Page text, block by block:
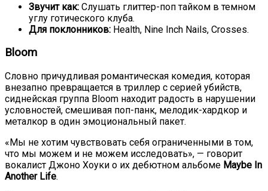
Звучит как: Слушать глиттер-поп тайком в темном
углу готического клуба.
Для поклонников: Health, Nine Inch Nails, Crosses.
Bloom
Словно причудливая романтическая комедия, которая
внезапно превращается в триллер с серией убийств,
сиднейская группа Bloom находит радость в нарушении
условностей, смешивая поп-панк, мелодик-хардкор и
металкор в один эмоциональный пакет.
«Мы не хотим чувствовать себя ограниченными в том,
что мы можем и не можем исследовать», — говорит
вокалист Джоно Хоуки о их дебютном альбоме Maybe In
Another Life.